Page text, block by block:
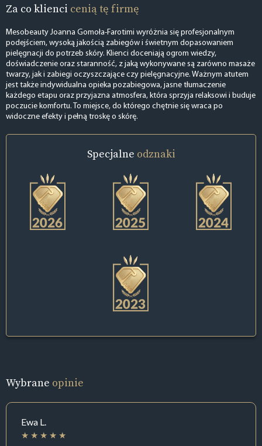
Za co klienci cenią tę firmę
Mesobeauty Joanna Gomoła-Farotimi wyróżnia się profesjonalnym
podejściem, wysoką jakością zabiegów i świetnym dopasowaniem
pielęgnacji do potrzeb skóry. Klienci doceniają ogrom wiedzy,
doświadczenie oraz staranność, z jaką wykonywane są zarówno masaże
twarzy, jak i zabiegi oczyszczające czy pielęgnacyjne. Ważnym atutem
jest także indywidualna opieka pozabiegowa, jasne tłumaczenie
każdego etapu oraz przyjazna atmosfera, która sprzyja relaksowi i buduje
poczucie komfortu. To miejsce, do którego chętnie się wraca po
widoczne efekty i pełną troskę o skórę.
Specjalne odznaki
Wybrane opinie
Ewa L.